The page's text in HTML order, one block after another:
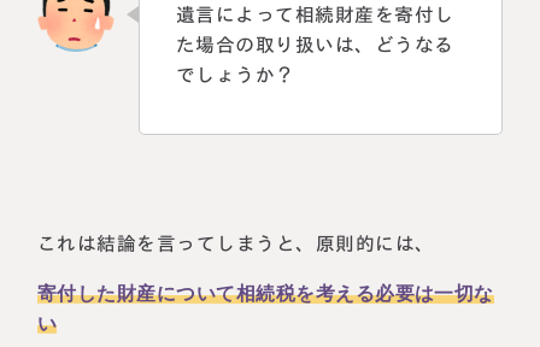
遺言によって相続財産を寄付し
た場合の取り扱いは、どうなる
でしょうか？
これは結論を言ってしまうと、原則的には、
寄付した財産について相続税を考える必要は一切な
い